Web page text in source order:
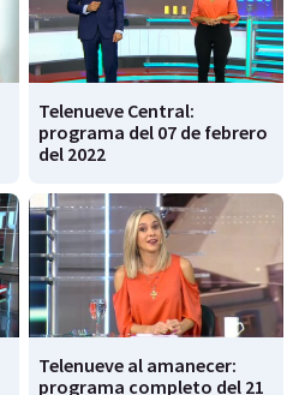
Telenueve Central:
programa del 07 de febrero
del 2022
Telenueve al amanecer:
programa completo del 21